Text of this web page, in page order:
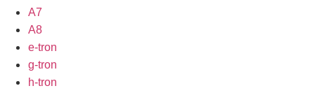
A7
A8
e-tron
g-tron
h-tron